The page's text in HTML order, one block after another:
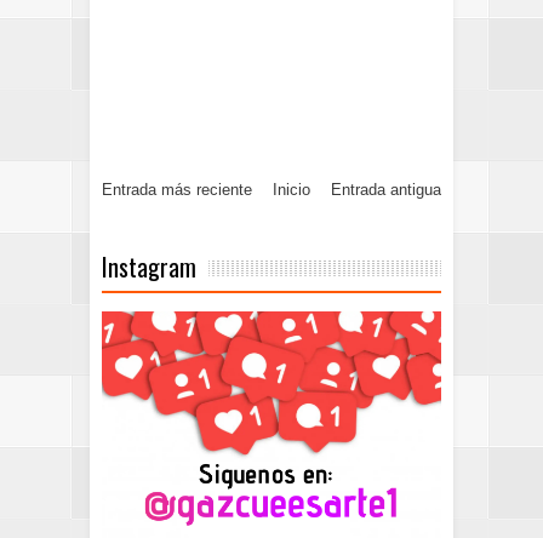
Entrada más reciente Entrada antigua
Inicio
Instagram